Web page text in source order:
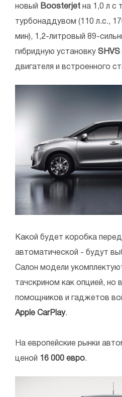
новый Boosterjet на 1,0 л с
турбонаддувом (110 л.с.,
мин), 1,2-литровый 89-
гибридную установку SHVS
двигателя и встроенного
Какой будет коробка
автоматической - будут
Салон модели
тачскрином как опцией, но
помощников и гаджетов
Apple CarPlay.
На европейские рынки
ценой 16 000 евро.